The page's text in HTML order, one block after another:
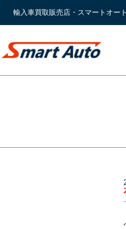
輸入車買取販売店・スマートオー